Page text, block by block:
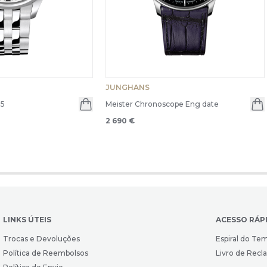
JUNGHANS
Meister Chronoscope Eng date
2 690 €
LINKS ÚTEIS
Trocas e Devoluções
Política de Reembolsos
ACESSO
Espiral do
Livro de